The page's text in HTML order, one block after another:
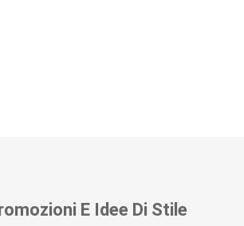
E Idee Di Stile